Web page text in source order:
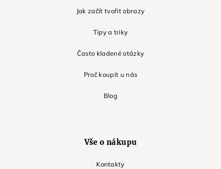
Jak začít tvořit obrazy
Tipy a triky
Často kladené otázky
Proč koupit u nás
Blog
Vše o nákupu
Kontakty